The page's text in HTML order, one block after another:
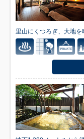
里山にくつろぎ、大地